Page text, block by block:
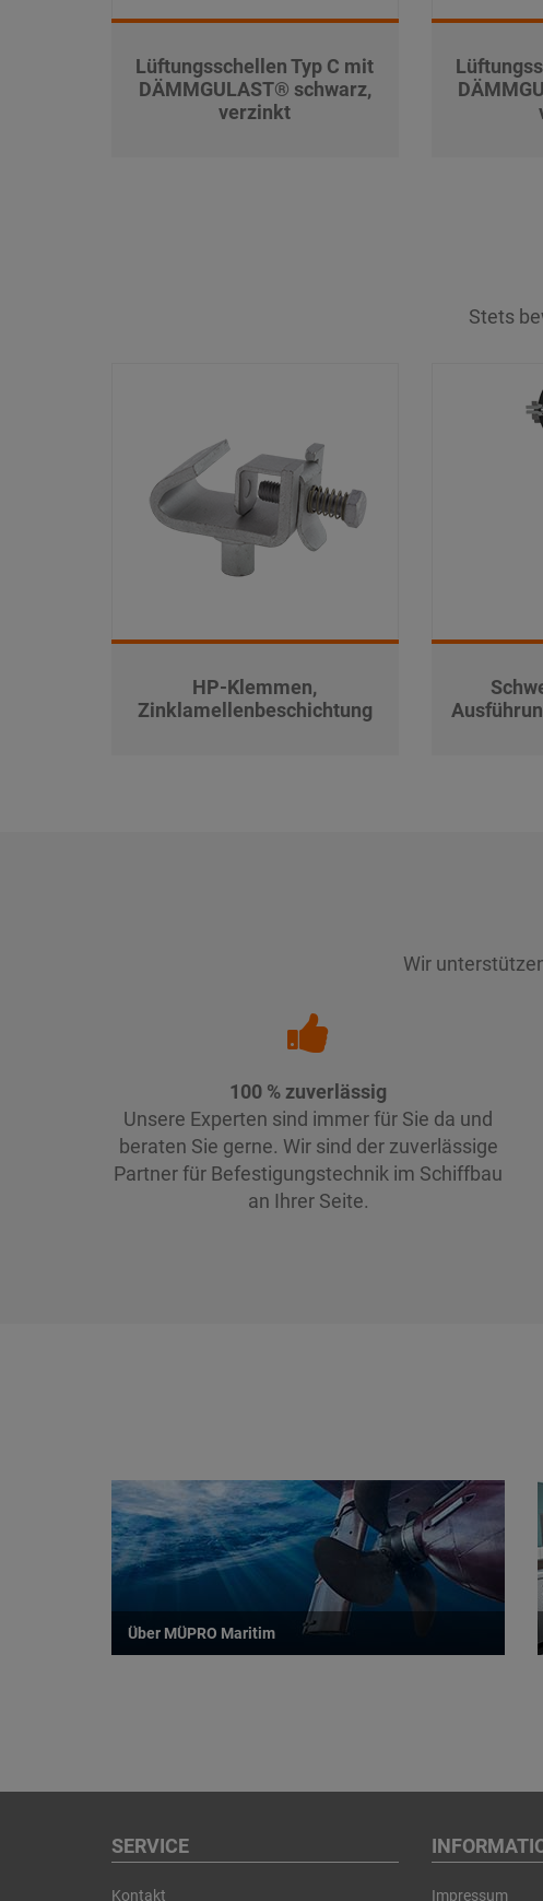
Lüftungsschellen Typ C mit
DÄMMGULAST® schwarz,
verzinkt
Stets
HP-Klemmen,
Zinklamellenbeschichtung
Wir
100 % zuverlässig
Unsere Experten sind immer für Sie da und
beraten Sie gerne. Wir sind der zuverlässige
Partner für Befestigungstechnik im Schiffbau
an Ihrer Seite.
Über MÜPRO Maritim
SERVICE
Kontakt Impressum